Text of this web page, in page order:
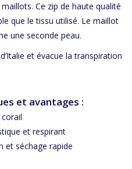
Ce zip de haute qualité
que le tissu utilisé. Le maillot
une seconde peau.
et évacue la transpiration
et avantages :
et respirant
et séchage rapide